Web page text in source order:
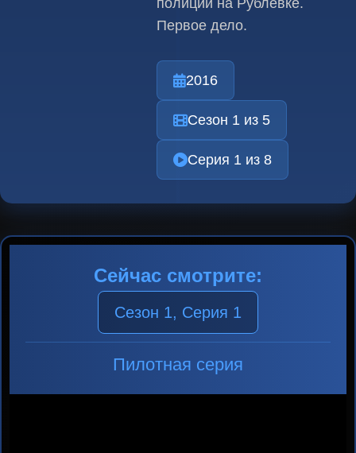
полиции на Рублёвке.
Первое дело.
2016
Сезон 1 из 5
Серия 1 из 8
Сейчас смотрите:
Сезон 1, Серия 1
Пилотная серия